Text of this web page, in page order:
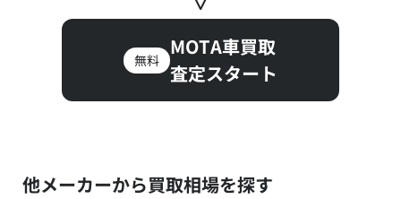
無料
MOTA車買取
査定スタート
他メーカーから買取相場を探す